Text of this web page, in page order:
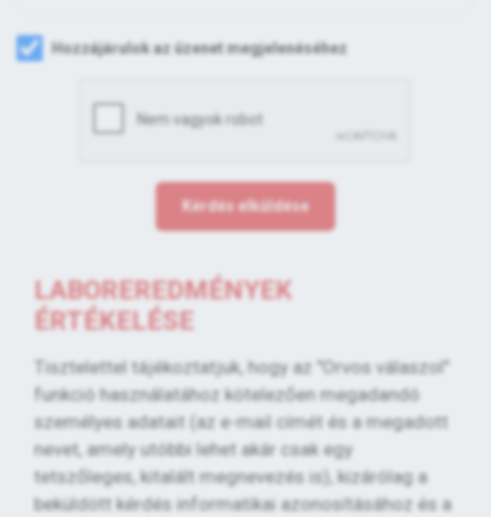
Hozzájárulok az üzenet megjelenéséhez
Kérdés elküldése
LABOREREDMÉNYEK
ÉRTÉKELÉSE
Tisztelettel tájékoztatjuk, hogy az "Orvos válaszol"
funkció használatához kötelezően megadandó
személyes adatait (az e-mail címét és a megadott
nevet, amely utóbbi lehet akár csak egy
tetszőleges, kitalált megnevezés is), kizárólag a
beküldött kérdés informatikai azonosításához és a